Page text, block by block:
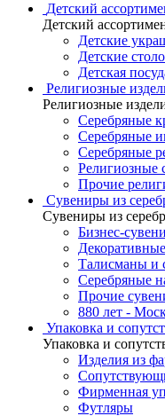
Детский
Детский
Детские
Детские
Детская
Религиозные
Религиозные
Серебряные
Серебряные
Серебряные
Религиозные
Прочие
Сувениры из
Сувениры из
Бизнес-
Талисманы и
Серебряные
Прочие
880 лет -
Упаковка и
Упаковка и
Изделия из
Фирменная
Футляры